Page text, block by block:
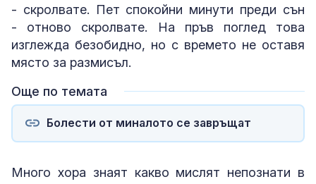
- скролвате. Пет спокойни минути преди сън
- отново скролвате. На пръв поглед това
изглежда безобидно, но с времето не оставя
място за размисъл.
Още по темата
Болести от миналото се завръщат
Много хора знаят какво мислят непознати в